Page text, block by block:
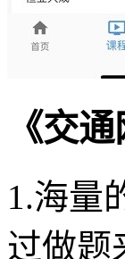
《交
1.海量
过做题